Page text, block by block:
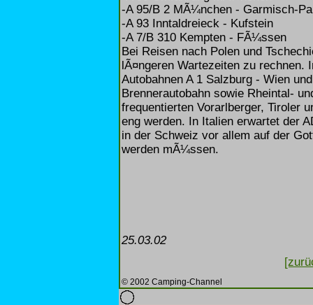
-A 95/B 2 MÃ¼nchen - Garmisch-
-A 93 Inntaldreieck - Kufstein
-A 7/B 310 Kempten - FÃ¼ssen
Bei Reisen nach Polen und
lÃ¤ngeren Wartezeiten zu rechnen.
Autobahnen A 1 Salzburg - Wien
Brennerautobahn sowie Rheintal-
frequentierten Vorarlberger, Tiroler
eng werden. In Italien erwartet der
in der Schweiz vor allem auf der
werden mÃ¼ssen.
25.03.02
© 2002 Camping-Channel